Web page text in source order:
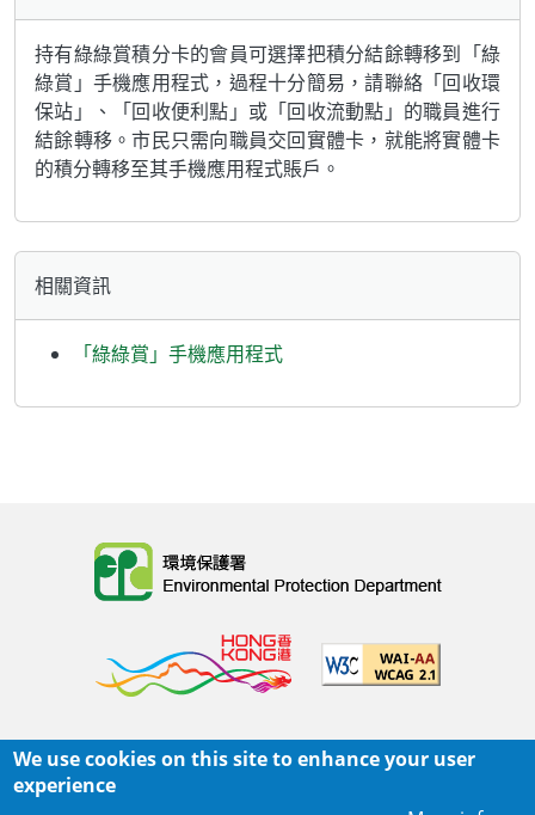
持有綠綠賞積分卡的會員可選擇把積分結餘轉移到「綠
綠賞」手機應用程式，過程十分簡易，請聯絡「回收環
保站」、「回收便利點」或「回收流動點」的職員進行
結餘轉移。市民只需向職員交回實體卡，就能將實體卡
的積分轉移至其手機應用程式賬戶。
相關資訊
「綠綠賞」手機應用程式
主頁 | 網頁指南 | 重要告示 |
私隱政策
Body
We use cookies on this site to enhance your user
experience